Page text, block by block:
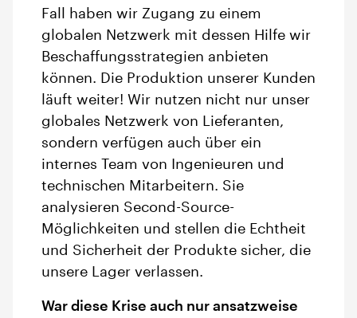
Fall haben wir Zugang zu einem
globalen Netzwerk mit dessen Hilfe wir
Beschaffungsstrategien anbieten
können. Die Produktion unserer Kunden
läuft weiter! Wir nutzen nicht nur unser
globales Netzwerk von Lieferanten,
sondern verfügen auch über ein
internes Team von Ingenieuren und
technischen Mitarbeitern. Sie
analysieren Second-Source-
Möglichkeiten und stellen die Echtheit
und Sicherheit der Produkte sicher, die
unsere Lager verlassen.
War diese Krise auch nur ansatzweise